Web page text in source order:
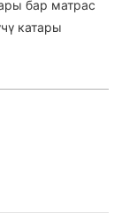
бар матрас
катары